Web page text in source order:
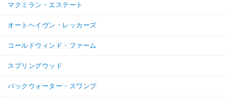
マクミラン・エステート
オートヘイヴン・レッカーズ
コールドウィンド・ファーム
スプリングウッド
バックウォーター・スワンプ